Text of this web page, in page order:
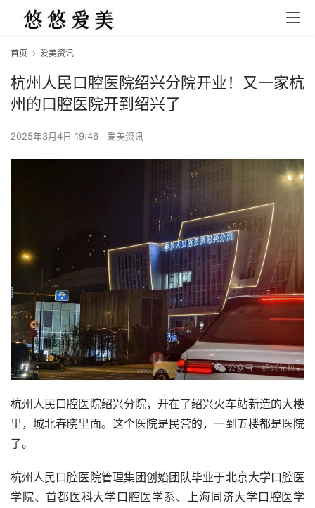
首页 爱美资讯
杭州人民口腔医院绍兴分院开业！又一家杭
州的口腔医院开到绍兴了
2025年3月4日 19:46 爱美资讯
杭州人民口腔医院绍兴分院，开在了绍兴火车站新造的大楼
里，城北春晓里面。这个医院是民营的，一到五楼都是医院
了。
杭州人民口腔医院管理集团创始团队毕业于北京大学口腔医
学院、首都医科大学口腔医学系、上海同济大学口腔医学